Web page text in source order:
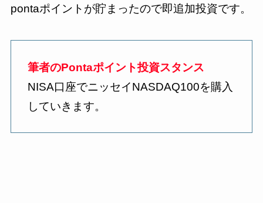
pontaポイントが貯まったので即追加投資です。
筆者のPontaポイント投資スタンス
NISA口座でニッセイNASDAQ100を購入
していきます。